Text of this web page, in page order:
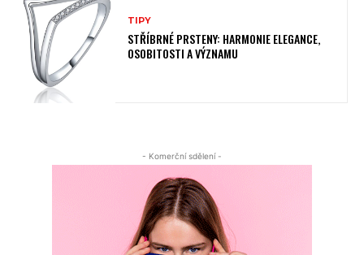
TIPY
STŘÍBRNÉ PRSTENY: HARMONIE ELEGANCE,
OSOBITOSTI A VÝZNAMU
- Komerční sdělení -